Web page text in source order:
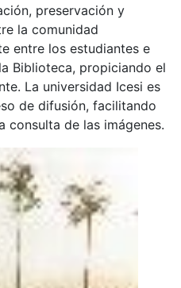
preservación y
la comunidad
entre los estudiantes e
Biblioteca, propiciando el
La universidad Icesi es
de difusión, facilitando
consulta de las imágenes.